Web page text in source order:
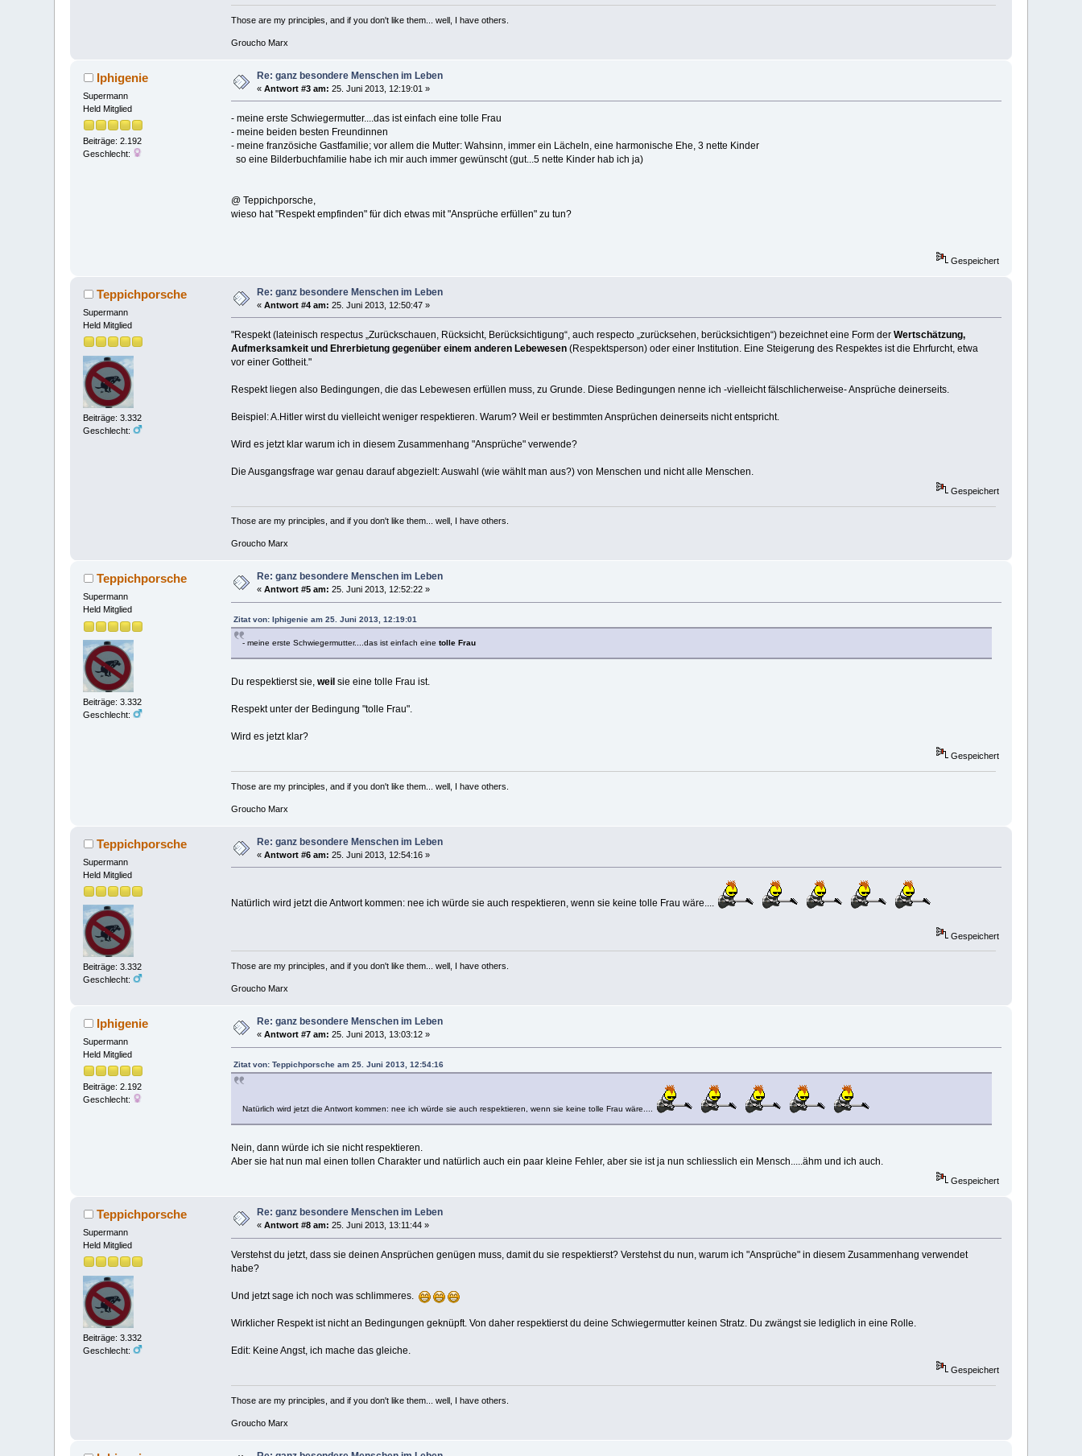
Those are my principles, and if you don't like them... well, I have others.
Groucho Marx
Iphigenie
Supermann
Held Mitglied
Beiträge: 2.192
Geschlecht:
Re: ganz besondere Menschen im Leben
«Antwort #3 am: 25. Juni 2013, 12:19:01 »
- meine erste Schwiegermutter....das ist einfach eine tolle Frau
- meine beiden besten Freundinnen
- meine französiche Gastfamilie; vor allem die Mutter: Wahsinn, immer ein Lächeln, eine harmonische Ehe, 3 nette Kinder
so eine Bilderbuchfamilie habe ich mir auch immer gewünscht (gut...5 nette Kinder hab ich ja)
@ Teppichporsche,
wieso hat "Respekt empfinden" für dich etwas mit "Ansprüche erfüllen" zu tun?
Gespeichert
Teppichporsche
Supermann
Held Mitglied
Beiträge: 3.332
Geschlecht:
Re: ganz besondere Menschen im Leben
«Antwort #4 am: 25. Juni 2013, 12:50:47 »
"Respekt (lateinisch respectus „Zurückschauen, Rücksicht, Berücksichtigung“, auch respecto „zurücksehen, berücksichtigen“) bezeichnet eine Form der Wertschätzung,
Aufmerksamkeit und Ehrerbietung gegenüber einem anderen Lebewesen(Respektsperson) oder einer Institution. Eine Steigerung des Respektes ist die Ehrfurcht, etwa
vor einer Gottheit."
Respekt liegen also Bedingungen, die das Lebewesen erfüllen muss, zu Grunde. Diese Bedingungen nenne ich -vielleicht fälschlicherweise- Ansprüche deinerseits.
Beispiel: A.Hitler wirst du vielleicht weniger respektieren. Warum? Weil er bestimmten Ansprüchen deinerseits nicht entspricht.
Wird es jetzt klar warum ich in diesem Zusammenhang "Ansprüche" verwende?
Die Ausgangsfrage war genau darauf abgezielt: Auswahl (wie wählt man aus?) von Menschen und nicht alle Menschen.
Gespeichert
Those are my principles, and if you don't like them... well, I have others.
Groucho Marx
Teppichporsche
Supermann
Held Mitglied
Beiträge: 3.332
Geschlecht:
Re: ganz besondere Menschen im Leben
«Antwort #5 am: 25. Juni 2013, 12:52:22 »
Zitat von: Iphigenie am 25. Juni 2013, 12:19:01
- meine erste Schwiegermutter....das ist einfach eine tolle Frau
Du respektierst sie, weil sie eine tolle Frau ist.
Respekt unter der Bedingung "tolle Frau".
Wird es jetzt klar?
Gespeichert
Those are my principles, and if you don't like them... well, I have others.
Groucho Marx
Teppichporsche
Supermann
Held Mitglied
Beiträge: 3.332
Geschlecht:
Re: ganz besondere Menschen im Leben
«Antwort #6 am: 25. Juni 2013, 12:54:16 »
Natürlich wird jetzt die Antwort kommen: nee ich würde sie auch respektieren, wenn sie keine tolle Frau wäre....
Gespeichert
Those are my principles, and if you don't like them... well, I have others.
Groucho Marx
Iphigenie
Supermann
Held Mitglied
Beiträge: 2.192
Geschlecht:
Re: ganz besondere Menschen im Leben
«Antwort #7 am: 25. Juni 2013, 13:03:12 »
Zitat von: Teppichporsche am 25. Juni 2013, 12:54:16
Natürlich wird jetzt die Antwort kommen: nee ich würde sie auch respektieren, wenn sie keine tolle Frau wäre....
Nein, dann würde ich sie nicht respektieren.
Aber sie hat nun mal einen tollen Charakter und natürlich auch ein paar kleine Fehler, aber sie ist ja nun schliesslich ein Mensch.....ähm und ich auch.
Gespeichert
Teppichporsche
Supermann
Held Mitglied
Beiträge: 3.332
Geschlecht:
Re: ganz besondere Menschen im Leben
«Antwort #8 am: 25. Juni 2013, 13:11:44 »
Verstehst du jetzt, dass sie deinen Ansprüchen genügen muss, damit du sie respektierst? Verstehst du nun, warum ich "Ansprüche" in diesem Zusammenhang verwendet
habe?
Und jetzt sage ich noch was schlimmeres.
Wirklicher Respekt ist nicht an Bedingungen geknüpft. Von daher respektierst du deine Schwiegermutter keinen Stratz. Du zwängst sie lediglich in eine Rolle.
Edit: Keine Angst, ich mache das gleiche.
Gespeichert
Those are my principles, and if you don't like them... well, I have others.
Groucho Marx